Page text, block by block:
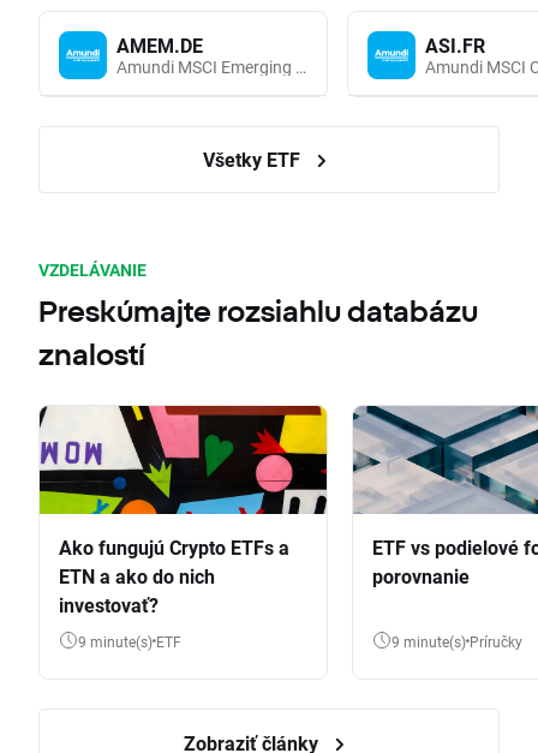
AMEM.DE
Amundi MSCI Emerging Markets UCITS (Acc EUR)
ASI.FR
Všetky ETF
VZDELÁVANIE
Preskúmajte rozsiahlu databázu
znalostí
Ako fungujú Crypto ETFs a
ETN a ako do nich
investovať?
9 minute(s) ETF
ETF vs podielové
porovnanie
9 minute(s) Príručky
Zobraziť články